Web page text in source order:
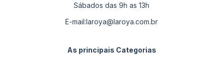
Sábados das 9h as 13h
E-mail:laroya@laroya.com.br
As principais Categorias